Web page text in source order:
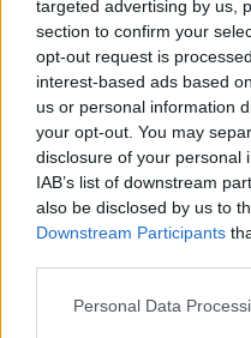
targeted advertising by us,
section to confirm your
opt-out request is
interest-based ads based
us or personal information
your opt-out. You may
disclosure of your personal
IAB’s list of downstream
also be disclosed by us to
Downstream Participants
Personal Data
AVOPOLIS.NEWS TEAM ΔΙΕΘΝΗ ΝΕΑ
Δείτε ποιο
κιθαριστικό riff του
ΌΛΓΑ ΣΚΟΎΡΤΗ ΔΙΕΘΝΗ ΝΕΑ
Στα σκαριά μια
μουσική των Beach